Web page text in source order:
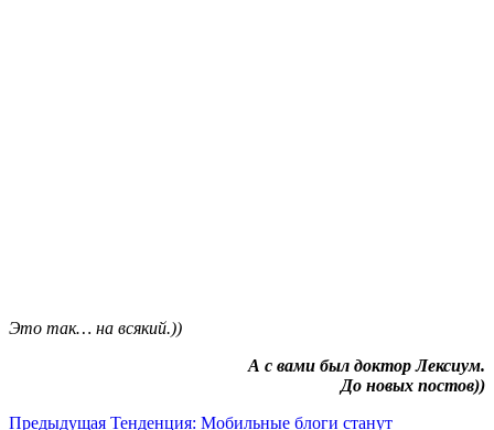
Это так… на всякий.))
А с вами был доктор Лексиум.
До новых постов))
Предыдущая Тенденция: Мобильные блоги станут